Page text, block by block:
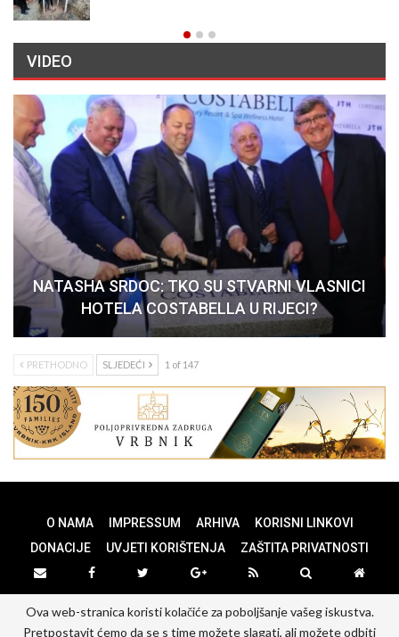
VIDEO
NATASHA SRDOC: TKO SU STVARNI VLASNICI
HOTELA COSTABELLA U RIJECI?
PRETHODNO SLJEDEĆI 1 of 147
O NAMA IMPRESSUM ARHIVA
KORISNI LINKOVI
DONACIJE
UVJETI KORIŠTENJA ZAŠTITA PRIVATNOSTI
© 2026 - PANOPTICUM. All Rights Reserved.
Ova web-stranica koristi kolačiće za poboljšanje vašeg iskustva.
Pretpostavit ćemo da se s time možete slagati, ali možete odbiti